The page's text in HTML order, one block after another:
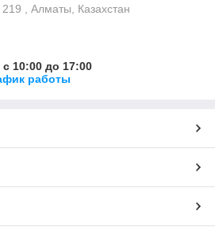
, Алматы, Казахстан
10:00 до 17:00
работы